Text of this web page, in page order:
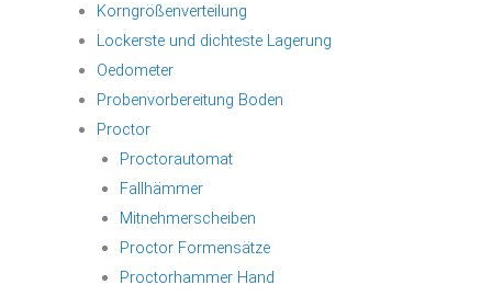
Korngrößenverteilung
Lockerste und dichteste Lagerung
Oedometer
Probenvorbereitung Boden
Proctor
Proctorautomat
Fallhämmer
Mitnehmerscheiben
Proctor Formensätze
Proctorhammer Hand